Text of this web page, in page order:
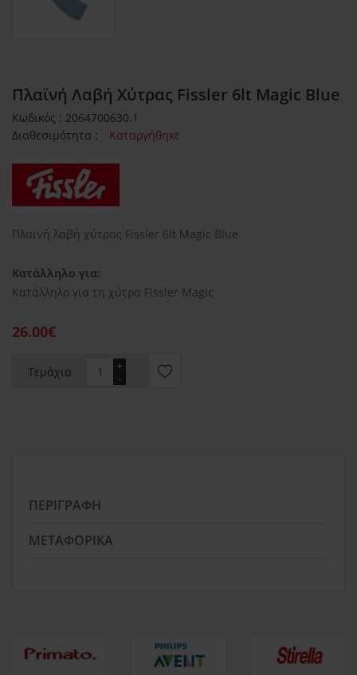
Πλαϊνή Λαβή Χύτρας Fissler 6lt Magic Blue
Κωδικός : 2064700630.1
Διαθεσιμότητα :
Καταργήθηκε
Πλαϊνή λαβή χύτρας Fissler 6lt Magic Blue
Κατάλληλο για:
Κατάλληλο για τη χύτρα Fissler Magic
26.00€
Τεμάχια -
+
ΠΕΡΙΓΡΑΦΉ
ΜΕΤΑΦΟΡΙΚΆ